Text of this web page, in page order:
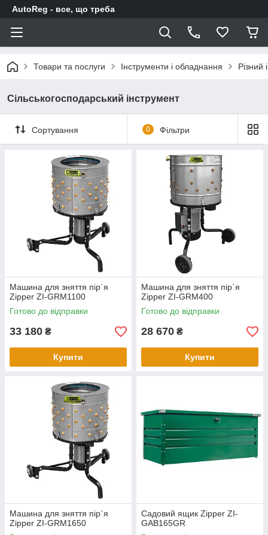
AutoReg - все, що треба
Товари та послуги Інструменти і обладнання Різний
Сільськогосподарський інструмент
Сортування 0 Фільтри
Машина для зняття пір`я
Zipper ZI-GRM1100
Готово до відправки
33 180 ₴
Купити
Машина для зняття пір`я
Zipper ZI-GRM400
Готово до відправки
28 670 ₴
Купити
Машина для зняття пір`я
Zipper ZI-GRM1650
Садовий ящик Zipper ZI-
GAB165GR